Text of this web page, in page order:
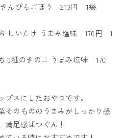
きんぴらごぼう 213円 1袋
しいたけ うまみ塩味 170円 1
3種のきのこ うまみ塩味 170
スにしたおやつです。
そのもののうまみがしっかり感
満足感ばつぐん！